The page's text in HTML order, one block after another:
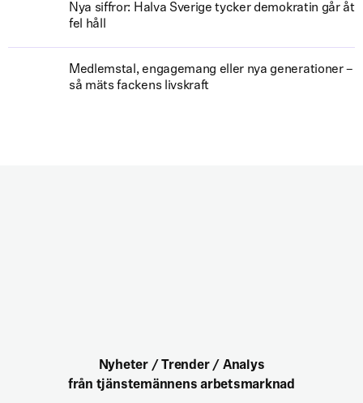
Nya siffror: Halva Sverige tycker demokratin går åt
fel håll
Medlemstal, engagemang eller nya generationer –
så mäts fackens livskraft
Nyheter / Trender / Analys
från tjänstemännens arbetsmarknad